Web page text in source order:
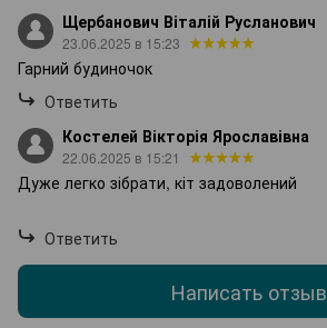
Щербанович Віталій Русланович
23.06.2025 в 15:23
Гарний будиночок
Ответить
Костелей Вікторія Ярославівна
22.06.2025 в 15:21
Дуже легко зібрати, кіт задоволений
Ответить
Написать отзыв